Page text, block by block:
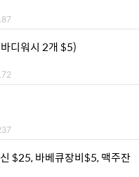
디워시 2개 $5)
$25, 바베큐장비$5, 맥주잔